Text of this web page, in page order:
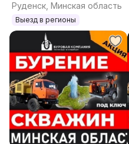
Руденск, Минская область
Выезд в регионы